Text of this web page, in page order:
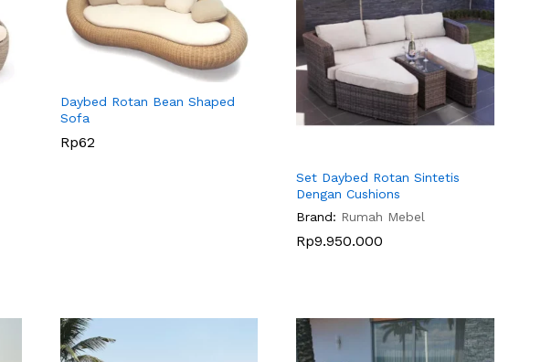
Daybed Rotan Bean Shaped
Sofa
Rp62
Rp62
Set Daybed Rotan Sintetis
Dengan Cushions
Brand: Rumah Mebel
Rp9.950.000
Rp9.950.000